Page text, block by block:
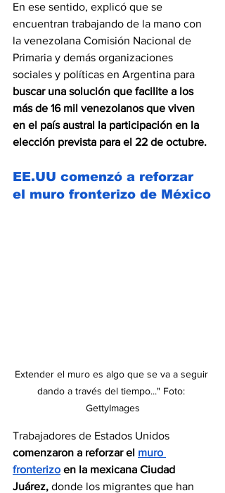
En ese sentido, explicó que se
encuentran trabajando de la mano con
la venezolana Comisión Nacional de
Primaria y demás organizaciones
sociales y políticas en Argentina para
buscar una solución que facilite a los
más de 16 mil venezolanos que viven
en el país austral la participación en la
elección prevista para el 22 de octubre.
EE.UU comenzó a reforzar
el muro fronterizo de México
Extender el muro es algo que se va a seguir
dando a través del tiempo..." Foto:
GettyImages
Trabajadores de Estados Unidos
comenzaron a reforzar el muro
fronterizo en la mexicana Ciudad
Juárez, donde los migrantes que han